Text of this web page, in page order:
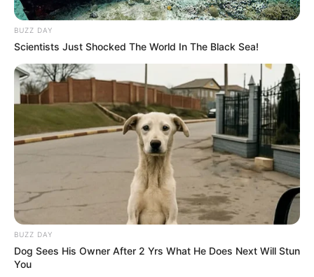
BUZZ DAY
Scientists Just Shocked The World In The Black Sea!
BUZZ DAY
Dog Sees His Owner After 2 Yrs What He Does Next Will Stun
You